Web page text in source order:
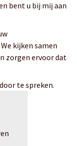
bent u bij mij aan
kijken samen
zorgen ervoor dat
te spreken.